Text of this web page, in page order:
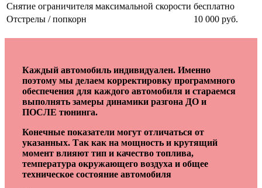
Снятие ограничителя максимальной скорости бесплатно
Отстрелы / попкорн
10 000 руб.
Каждый автомобиль индивидуален. Именно
поэтому мы делаем корректировку программного
обеспечения для каждого автомобиля и стараемся
выполнять замеры динамики разгона ДО и
ПОСЛЕ тюнинга.
Конечные показатели могут отличаться от
указанных. Так как на мощность и крутящий
момент влияют тип и качество топлива,
температура окружающего воздуха и общее
техническое состояние автомобиля